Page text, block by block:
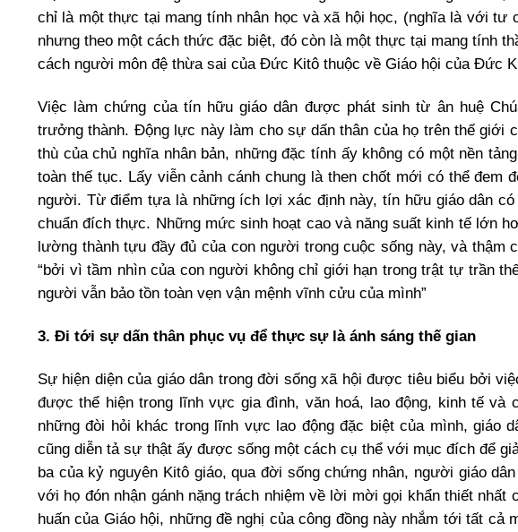
chỉ là một thực tại mang tính nhân học và xã hội học, (nghĩa là với tư
nhưng theo một cách thức đặc biệt, đó còn là một thực tại mang tính
cách người môn đệ thừa sai của Đức Kitô thuộc về Giáo hội của Đức
Việc làm chứng của tín hữu giáo dân được phát sinh từ ân huệ
trưởng thành. Động lực này làm cho sự dấn thân của họ trên thế giới
thù của chủ nghĩa nhân bản, những đặc tính ấy không có một nền
toàn thế tục. Lấy viễn cảnh cánh chung là then chốt mới có thể đem
người. Từ điểm tựa là những ích lợi xác định này, tín hữu giáo dân
chuẩn đích thực. Những mức sinh hoạt cao và năng suất kinh tế lớn
lường thành tựu đầy đủ của con người trong cuộc sống này, và thậm
“bởi vì tầm nhìn của con người không chỉ giới hạn trong trật tự trần
người vẫn bảo tồn toàn vẹn vận mệnh vĩnh cửu của mình”
3. Đi tới sự dấn thân phục vụ để thực sự là ánh sáng thế gian
Sự hiện diện của giáo dân trong đời sống xã hội được tiêu biểu bởi
được thể hiện trong lĩnh vực gia đình, văn hoá, lao động, kinh tế và
những đòi hỏi khác trong lĩnh vực lao động đặc biệt của mình, giáo
cũng diễn tả sự thật ấy được sống một cách cụ thể với mục đích để
ba của kỷ nguyên Kitô giáo, qua đời sống chứng nhân, người giáo
với họ đón nhận gánh nặng trách nhiệm về lời mời gọi khẩn thiết nhất
huấn của Giáo hội, những đề nghị của công đồng này nhắm tới tất cả